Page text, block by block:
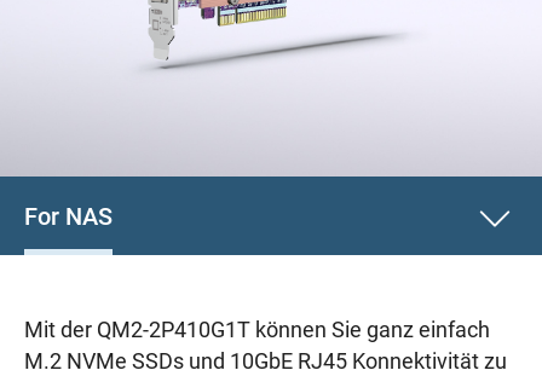
For NAS
Mit der QM2-2P410G1T können Sie ganz einfach
M.2 NVMe SSDs und 10GbE RJ45 Konnektivität zu